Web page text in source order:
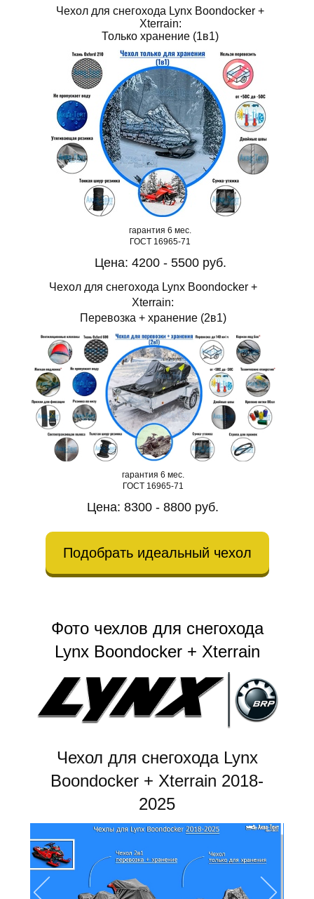
Чехол для снегохода Lynx Boondocker +
Xterrain:
Только хранение (1в1)
гарантия 6 мес.
ГОСТ 16965-71
Цена: 4200 - 5500 руб.
Чехол для снегохода Lynx Boondocker +
Xterrain:
Перевозка + хранение (2в1)
гарантия 6 мес.
ГОСТ 16965-71
Цена: 8300 - 8800 руб.
Подобрать идеальный чехол
Фото чехлов для снегохода
Lynx Boondocker + Xterrain
Чехол для снегохода Lynx
Boondocker + Xterrain 2018-
2025